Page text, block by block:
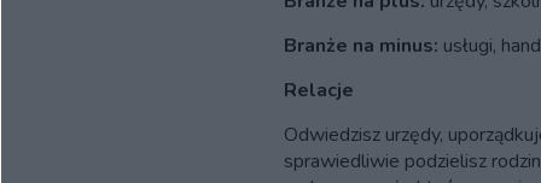
Branże na minus: usługi,
Relacje
Odwiedzisz urzędy,
sprawiedliwie podzielisz